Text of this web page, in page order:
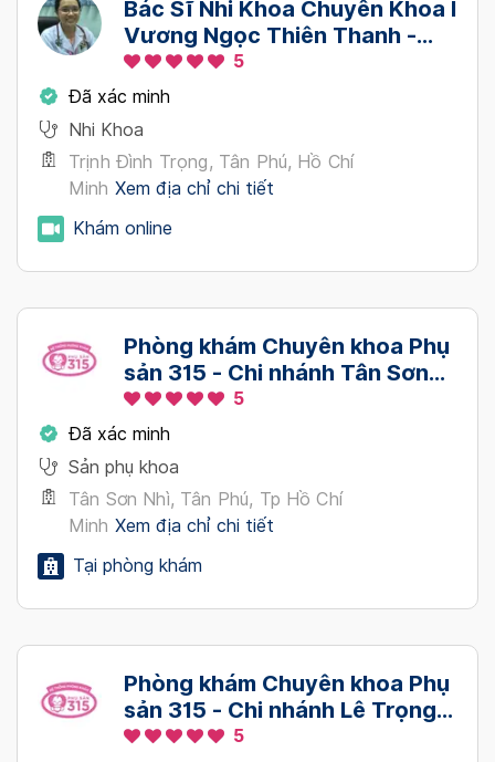
Bác Sĩ Nhi Khoa Chuyên Khoa I
Vương Ngọc Thiên Thanh -
Khám Online
5
Đã xác minh
Nhi Khoa
Trịnh Đình Trọng, Tân Phú, Hồ Chí
Minh Xem địa chỉ chi tiết
Khám online
Phòng khám Chuyên khoa Phụ
sản 315 - Chi nhánh Tân Sơn
Nhì - Tân Phú
5
Đã xác minh
Sản phụ khoa
Tân Sơn Nhì, Tân Phú, Tp Hồ Chí
Minh Xem địa chỉ chi tiết
Tại phòng khám
Phòng khám Chuyên khoa Phụ
sản 315 - Chi nhánh Lê Trọng
Tấn - Tân Phú
5